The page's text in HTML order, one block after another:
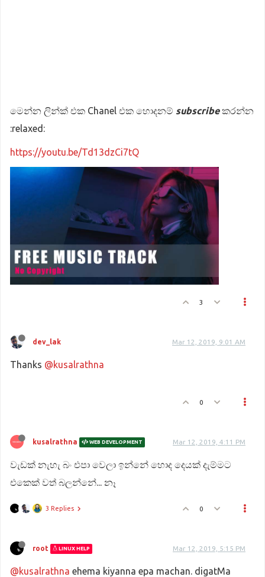
මෙන්න ලින්ක් එක Chanel එක හොදනම් subscribeකරන්න
:relaxed:
https://youtu.be/Td13dzCi7tQ
3
dev_lak Mar 12, 2019, 9:01 AM
Thanks @kusalrathna
0
kusalrathna WEB DEVELOPMENT Mar 12, 2019, 4:11 PM
වැඩක් නැහැ බං එපා වෙලා ඉන්නේ හොද දෙයක් දැම්මට
එකෙක් වත් බලන්නේ... නෑ
3 Replies 0
root LINUX HELP Mar 12, 2019, 5:15 PM
@kusalrathna ehema kiyanna epa machan. digatMa